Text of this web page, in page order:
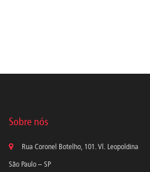
Sobre nós
Rua Coronel Botelho, 101. Vl. Leopoldina
São Paulo – SP